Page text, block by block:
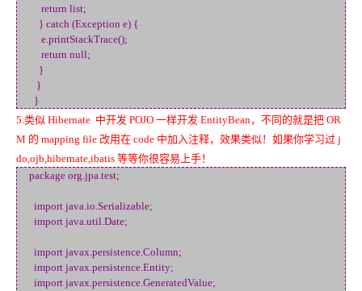
return list;
} catch (Exception e) {
e.printStackTrace();
return null;
}
}
}
5.类似 Hibernate 中开发 POJO 一样开发 EntityBean，不同的就是把 OR
M 的 mapping file 改用在 code 中加入注释，效果类似！如果你学习过 j
do,ojb,hibernate,ibatis 等等你很容易上手！
package org.jpa.test;
import java.io.Serializable;
import java.util.Date;
import javax.persistence.Column;
import javax.persistence.Entity;
import javax.persistence.GeneratedValue;